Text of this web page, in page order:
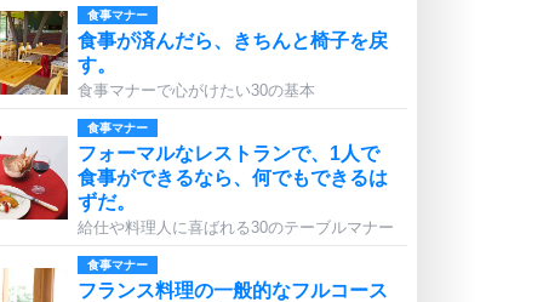
食事マナー
食事が済んだら、きちんと椅子を戻
す。
食事マナーで心がけたい30の基本
食事マナー
フォーマルなレストランで、1人で
食事ができるなら、何でもできるは
ずだ。
給仕や料理人に喜ばれる30のテーブルマナー
食事マナー
フランス料理の一般的なフルコース